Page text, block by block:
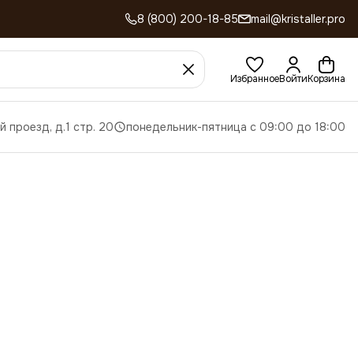
8 (800) 200-18-85 mail@kristaller.pro
ИзбранноеВойтиКорзина
проезд, д.1 стр. 20 понедельник-пятница с 09:00 до 18:00